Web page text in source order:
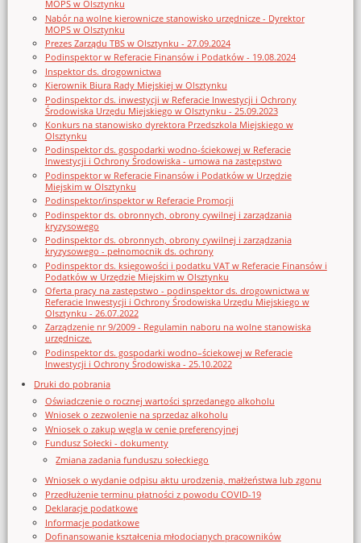
MOPS w Olsztynku
Nabór na wolne kierownicze stanowisko urzędnicze - Dyrektor
MOPS w Olsztynku
Prezes Zarządu TBS w Olsztynku - 27.09.2024
Podinspektor w Referacie Finansów i Podatków - 19.08.2024
Inspektor ds. drogownictwa
Kierownik Biura Rady Miejskiej w Olsztynku
Podinspektor ds. inwestycji w Referacie Inwestycji i Ochrony
Środowiska Urzędu Miejskiego w Olsztynku - 25.09.2023
Konkurs na stanowisko dyrektora Przedszkola Miejskiego w
Olsztynku
Podinspektor ds. gospodarki wodno-ściekowej w Referacie
Inwestycji i Ochrony Środowiska - umowa na zastępstwo
Podinspektor w Referacie Finansów i Podatków w Urzędzie
Miejskim w Olsztynku
Podinspektor/inspektor w Referacie Promocji
Podinspektor ds. obronnych, obrony cywilnej i zarządzania
kryzysowego
Podinspektor ds. obronnych, obrony cywilnej i zarządzania
kryzysowego - pełnomocnik ds. ochrony
Podinspektor ds. księgowości i podatku VAT w Referacie Finansów i
Podatków w Urzędzie Miejskim w Olsztynku
Oferta pracy na zastępstwo - podinspektor ds. drogownictwa w
Referacie Inwestycji i Ochrony Środowiska Urzędu Miejskiego w
Olsztynku - 26.07.2022
Zarządzenie nr 9/2009 - Regulamin naboru na wolne stanowiska
urzędnicze.
Podinspektor ds. gospodarki wodno–ściekowej w Referacie
Inwestycji i Ochrony Środowiska - 25.10.2022
Druki do pobrania
Oświadczenie o rocznej wartości sprzedanego alkoholu
Wniosek o zezwolenie na sprzedaz alkoholu
Wniosek o zakup węgla w cenie preferencyjnej
Fundusz Sołecki - dokumenty
Zmiana zadania funduszu sołeckiego
Wniosek o wydanie odpisu aktu urodzenia, małżeństwa lub zgonu
Przedłużenie terminu płatności z powodu COVID-19
Deklaracje podatkowe
Informacje podatkowe
Dofinansowanie kształcenia młodocianych pracowników